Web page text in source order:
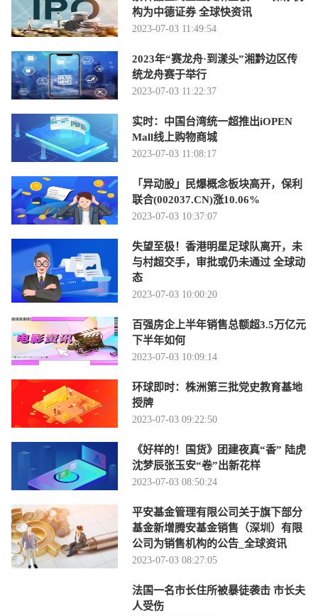
构为中德证券 全球快资讯
2023-07-03 11:49:54
2023年“赛龙舟·到漾头”湘黔边区传
统龙舟赛于举行
2023-07-03 11:22:37
实时：中国台湾统一超推出iOPEN
Mall线上购物商城
2023-07-03 11:08:17
「异动股」民爆概念板块高开，保利
联合(002037.CN)涨10.06%
2023-07-03 10:37:07
失望至极！香港明星足球队离开，未
与村超交手，审批或仍未通过 全球动
态
2023-07-03 10:00:20
百强房企上半年销售总额超3.5万亿元
下半年如何
2023-07-03 10:09:14
环球即时：株洲第三批党史教育基地
授牌
2023-07-03 09:22:50
《好样的！国货》团建夜真“香” 陆虎
沈梦辰张玉安“卷”出新花样
2023-07-03 08:50:24
平安基金管理有限公司关于旗下部分
基金新增腾安基金销售（深圳）有限
公司为销售机构的公告_全球资讯
2023-07-03 08:27:05
法国一名市长住所被暴徒袭击 市长夫
人受伤